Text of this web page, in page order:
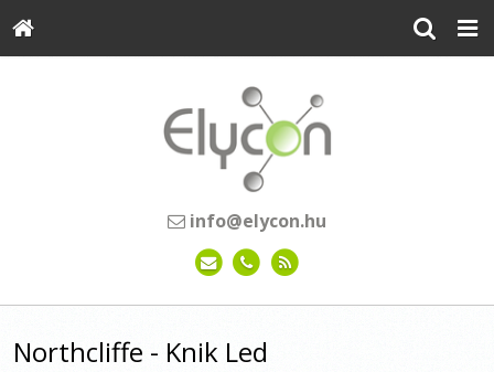
info@elycon.hu
Northcliffe - Knik Led